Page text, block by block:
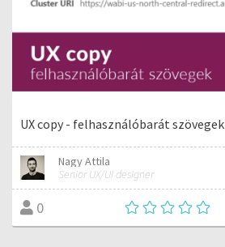
UX copy - felhasználóbarát szövegek
Nagy Attila
Senior UX/UI designer
0